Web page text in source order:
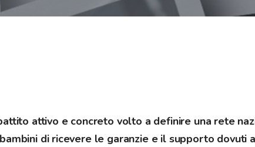
attivo e concreto volto a definire una rete
di ricevere le garanzie e il supporto dovuti